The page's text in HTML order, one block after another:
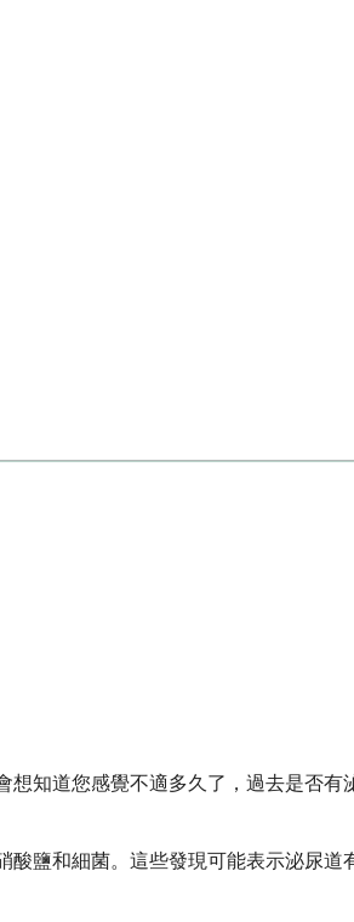
知道您感覺不適多久了，過去是否有
鹽和細菌。這些發現可能表示泌尿道